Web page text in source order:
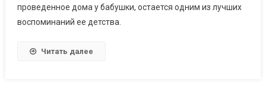
проведенное дома у бабушки, остается одним из лучших
воспоминаний ее детства.
Читать далее